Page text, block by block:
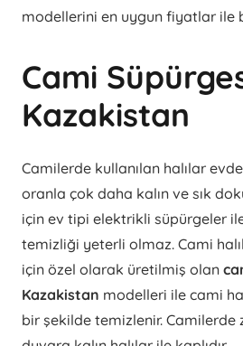
modellerini en uygun fiyatlar ile
Cami
Kazakistan
Camilerde kullanılan halılar
oranla çok daha kalın ve sık
için ev tipi elektrikli süpürgeler
temizliği yeterli olmaz. Cami
için özel olarak üretilmiş olan
Kazakistan modelleri ile cami
bir şekilde temizlenir.